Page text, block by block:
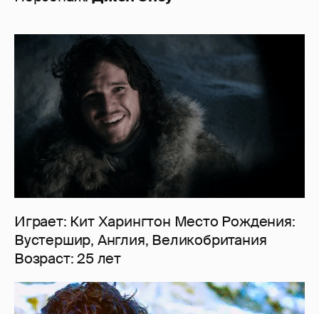
Играет: Кит Харингтон Место Рождения:
Вустершир, Англия, Великобритания
Возраст: 25 лет